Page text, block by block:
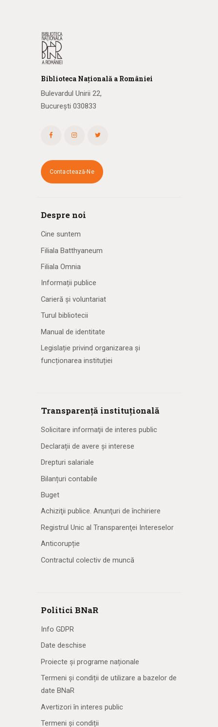
Biblioteca Națională a României
Bulevardul Unirii 22,
București 030833
Contactează-Ne
Despre noi
Cine suntem
Filiala Batthyaneum
Filiala Omnia
Informații publice
Carieră și voluntariat
Turul bibliotecii
Manual de identitate
Legislație privind organizarea și
funcționarea instituției
Transparență instituțională
Solicitare informaţii de interes public
Declarații de avere și interese
Drepturi salariale
Bilanțuri contabile
Buget
Achiziţii publice. Anunţuri de închiriere
Registrul Unic al Transparenţei Intereselor
Anticorupție
Contractul colectiv de muncă
Politici BNaR
Info GDPR
Date deschise
Proiecte și programe naționale
Termeni și condiții de utilizare a bazelor de
date BNaR
Avertizori în interes public
Termeni și condiții